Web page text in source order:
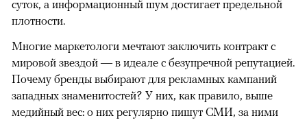
суток, а информационный шум достигает предельной
плотности.
Многие маркетологи мечтают заключить контракт с
мировой звездой — в идеале с безупречной репутацией.
Почему бренды выбирают для рекламных кампаний
западных знаменитостей? У них, как правило, выше
медийный вес: о них регулярно пишут СМИ, за ними